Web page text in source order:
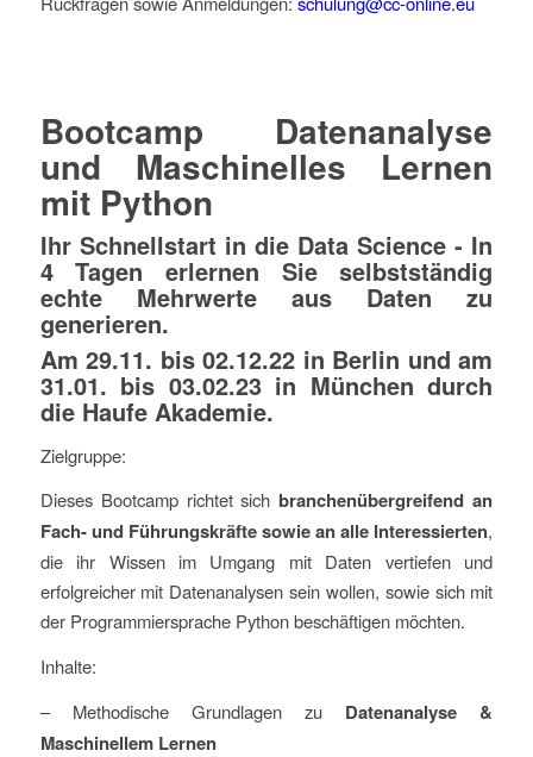
Bootcamp Datenanalyse
und Maschinelles Lernen
mit Python
Ihr Schnellstart in die Data Science - In
4 Tagen erlernen Sie selbstständig
echte Mehrwerte aus Daten zu
generieren.
Am 29.11. bis 02.12.22 in Berlin und am
31.01. bis 03.02.23 in München durch
die Haufe Akademie.
Zielgruppe:
Dieses Bootcamp richtet sich branchenübergreifend an
Fach- und Führungskräfte sowie an alle Interessierten,
die ihr Wissen im Umgang mit Daten vertiefen und
erfolgreicher mit Datenanalysen sein wollen, sowie sich mit
der Programmiersprache Python beschäftigen möchten.
Inhalte:
– Methodische Grundlagen zu Datenanalyse &
Maschinellem Lernen